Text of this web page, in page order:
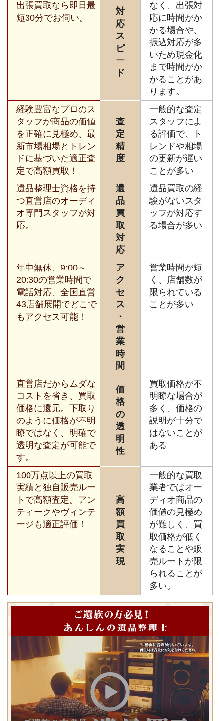
出張買取なら即日最
短30分でお伺い。
対
応
ス
ピ
ー
ド
なく、出張対
応に時間がか
かる場合や、
振込対応が多
いため現金化
まで時間がか
かることがあ
ります。
経験豊富なプロのス
タッフが商品の価値
を正確に見極め、最
新市場相場とトレン
ドに基づいた適正査
定で高額買取！
査
定
精
度
一般的な査定
スタッフによ
る評価で、ト
レンドや相場
の更新が遅い
ことが多い
遺品整理士資格を持
つ直営店のオーディ
オ専門スタッフが対
応。
遺
品
買
取
対
応
遺品買取の経
験がないスタ
ッフが対応す
る場合が多い
年中無休、9:00～
20:30の営業時間で
電話対応、全国直営
43店舗展開でどこで
もアクセス可能！
ア
ク
セ
ス
・
営
業
時
間
営業時間が短
く、店舗数が
限られている
ことが多い
直営店だからムダな
コストを省き、買取
価格に還元。下取り
のように価格が不明
瞭ではなく、明確で
透明な査定が可能で
す。
価
格
の
透
明
性
買取価格が不
明瞭な場合が
多く、価格の
説明が十分で
はないことが
ある
100万点以上の買取
実績と独自販売ルー
トで高額査定。アン
ティークやヴィンテ
ージも適正評価！
高
額
買
取
実
現
一般的な買取
業者ではオー
ディオ商品の
価値の見極め
が難しく、買
取価格が低く
なることや販
売ルートが限
られることが
多い。